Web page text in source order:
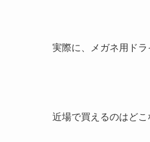
実際に、メガネ用ド
近場で買えるのはどこ